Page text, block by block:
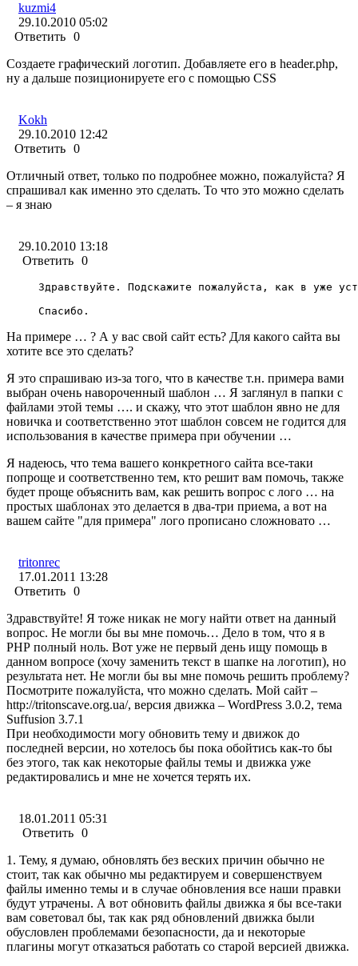
kuzmi4
29.10.2010 05:02
Ответить 0
Создаете графический логотип. Добавляете его в header.php,
ну а дальше позиционируете его с помощью CSS
Kokh
29.10.2010 12:42
Ответить 0
Отличный ответ, только по подробнее можно, пожалуйста? Я
спрашивал как именно это сделать. То что это можно сделать
– я знаю
29.10.2010 13:18
Ответить 0
Здравствуйте. Подскажите пожалуйста, как в уже
Спасибо.
На примере … ? А у вас свой сайт есть? Для какого сайта вы
хотите все это сделать?
Я это спрашиваю из-за того, что в качестве т.н. примера вами
выбран очень навороченный шаблон … Я заглянул в папки с
файлами этой темы …. и скажу, что этот шаблон явно не для
новичка и соответственно этот шаблон совсем не годится для
использования в качестве примера при обучении …
Я надеюсь, что тема вашего конкретного сайта все-таки
попроще и соответственно тем, кто решит вам помочь, также
будет проще объяснить вам, как решить вопрос с лого … на
простых шаблонах это делается в два-три приема, а вот на
вашем сайте "для примера" лого прописано сложновато …
tritonrec
17.01.2011 13:28
Ответить 0
Здравствуйте! Я тоже никак не могу найти ответ на данный
вопрос. Не могли бы вы мне помочь… Дело в том, что я в
РНР полный ноль. Вот уже не первый день ищу помощь в
данном вопросе (хочу заменить текст в шапке на логотип), но
результата нет. Не могли бы вы мне помочь решить проблему?
Посмотрите пожалуйста, что можно сделать. Мой сайт –
http://tritonscave.org.ua/, версия движка – WordPress 3.0.2, тема
Suffusion 3.7.1
При необходимости могу обновить тему и движок до
последней версии, но хотелось бы пока обойтись как-то бы
без этого, так как некоторые файлы темы и движка уже
редактировались и мне не хочется терять их.
18.01.2011 05:31
Ответить 0
1. Тему, я думаю, обновлять без веских причин обычно не
стоит, так как обычно мы редактируем и совершенствуем
файлы именно темы и в случае обновления все наши правки
будут утрачены. А вот обновить файлы движка я бы все-таки
вам советовал бы, так как ряд обновлений движка были
обусловлен проблемами безопасности, да и некоторые
плагины могут отказаться работать со старой версией движка.